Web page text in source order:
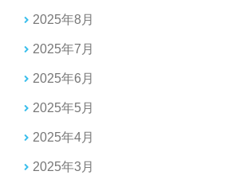
2025年8月
2025年7月
2025年6月
2025年5月
2025年4月
2025年3月